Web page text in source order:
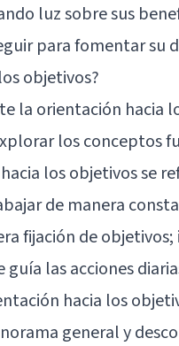
luz sobre sus
para fomentar su
objetivos?
la orientación hacia
los conceptos
los objetivos se
de manera
fijación de
las acciones
hacia los
general y